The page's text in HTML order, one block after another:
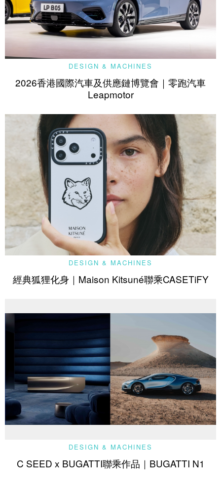
DESIGN & MACHINES
2026香港國際汽車及供應鏈博覽會｜零跑汽車
Leapmotor
DESIGN & MACHINES
經典狐狸化身｜Maison Kitsuné聯乘CASETiFY
DESIGN & MACHINES
C SEED x BUGATTI聯乘作品｜BUGATTI N1